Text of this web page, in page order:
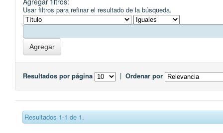
Usar filtros para refinar el resultado de la búsqueda.
Resultados por página | Ordenar por
Resultados 1-1 de 1.